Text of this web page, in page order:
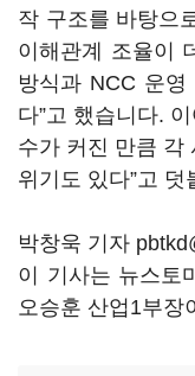
작 구조를 바탕으
이해관계 조율이
방식과 NCC 운
다”고 했습니다.
수가 커진 만큼 각
위기도 있다”고 덧
박창욱 기자
이 기사는 뉴스토
오승훈 산업1부장